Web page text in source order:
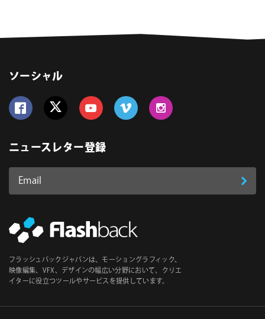
ソーシャル
ニュースレター登録
Email
ス
必
須
登
フラッシュバックジャパンは、モーショングラフィック、
映像編集、VFX、デザインの幅広い分野において、クリエ
イターに役立つツールやサービスを提供しています。